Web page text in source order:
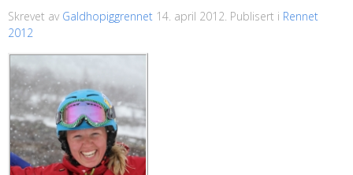
Skrevet av Galdhopiggrennet 14. april 2012 . Publisert i Rennet
2012